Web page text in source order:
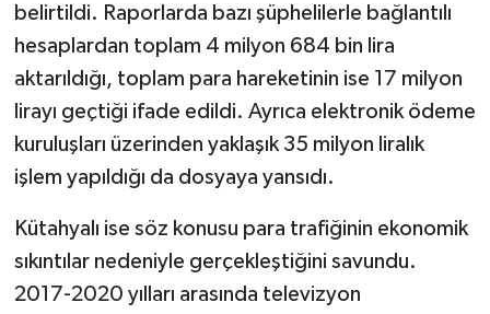
belirtildi. Raporlarda bazı şüphelilerle bağlantılı
hesaplardan toplam 4 milyon 684 bin lira
aktarıldığı, toplam para hareketinin ise 17 milyon
lirayı geçtiği ifade edildi. Ayrıca elektronik ödeme
kuruluşları üzerinden yaklaşık 35 milyon liralık
işlem yapıldığı da dosyaya yansıdı.
Kütahyalı ise söz konusu para trafiğinin ekonomik
sıkıntılar nedeniyle gerçekleştiğini savundu.
2017-2020 yılları arasında televizyon